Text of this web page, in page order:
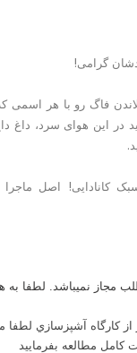
گرامی!
فاگ رو با هر اسمی
در این هوای سرد، داغ
کانادایی! اصل
مجاز نمیباشد. لطفا به
از كارگاه آشپزسازي لطفا
كامل مطالعه بفرماييد